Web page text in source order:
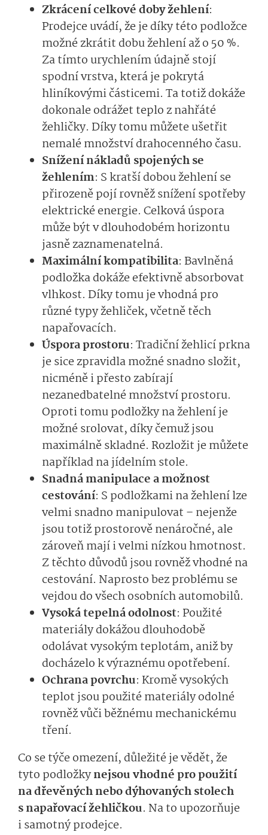
Zkrácení celkové doby žehlení:
Prodejce uvádí, že je díky této podložce
možné zkrátit dobu žehlení až o 50 %.
Za tímto urychlením údajně stojí
spodní vrstva, která je pokrytá
hliníkovými částicemi. Ta totiž dokáže
dokonale odrážet teplo z nahřáté
žehličky. Díky tomu můžete ušetřit
nemalé množství drahocenného času.
Snížení nákladů spojených se
žehlením: S kratší dobou žehlení se
přirozeně pojí rovněž snížení spotřeby
elektrické energie. Celková úspora
může být v dlouhodobém horizontu
jasně zaznamenatelná.
Maximální kompatibilita: Bavlněná
podložka dokáže efektivně absorbovat
vlhkost. Díky tomu je vhodná pro
různé typy žehliček, včetně těch
napařovacích.
Úspora prostoru: Tradiční žehlicí prkna
je sice zpravidla možné snadno složit,
nicméně i přesto zabírají
nezanedbatelné množství prostoru.
Oproti tomu podložky na žehlení je
možné srolovat, díky čemuž jsou
maximálně skladné. Rozložit je můžete
například na jídelním stole.
Snadná manipulace a možnost
cestování: S podložkami na žehlení lze
velmi snadno manipulovat – nejenže
jsou totiž prostorově nenáročné, ale
zároveň mají i velmi nízkou hmotnost.
Z těchto důvodů jsou rovněž vhodné na
cestování. Naprosto bez problému se
vejdou do všech osobních automobilů.
Vysoká tepelná odolnost: Použité
materiály dokážou dlouhodobě
odolávat vysokým teplotám, aniž by
docházelo k výraznému opotřebení.
Ochrana povrchu: Kromě vysokých
teplot jsou použité materiály odolné
rovněž vůči běžnému mechanickému
tření.
Co se týče omezení, důležité je vědět, že
tyto podložkynejsou vhodné pro použití
na dřevěných nebo dýhovaných stolech
s napařovací žehličkou. Na to upozorňuje
i samotný prodejce.